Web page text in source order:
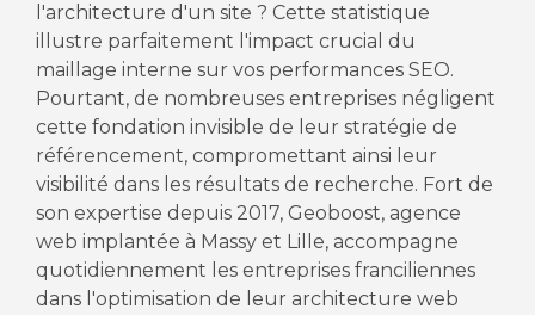
l'architecture d'un site ? Cette statistique
illustre parfaitement l'impact crucial du
maillage interne sur vos performances SEO.
Pourtant, de nombreuses entreprises négligent
cette fondation invisible de leur stratégie de
référencement, compromettant ainsi leur
visibilité dans les résultats de recherche. Fort de
son expertise depuis 2017, Geoboost, agence
web implantée à Massy et Lille, accompagne
quotidiennement les entreprises franciliennes
dans l'optimisation de leur architecture web